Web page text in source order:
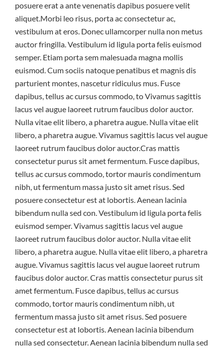
posuere erat a ante venenatis dapibus posuere velit
aliquet.Morbi leo risus, porta ac consectetur ac,
vestibulum at eros. Donec ullamcorper nulla non metus
auctor fringilla. Vestibulum id ligula porta felis euismod
semper. Etiam porta sem malesuada magna mollis
euismod. Cum sociis natoque penatibus et magnis dis
parturient montes, nascetur ridiculus mus. Fusce
dapibus, tellus ac cursus commodo, to Vivamus sagittis
lacus vel augue laoreet rutrum faucibus dolor auctor.
Nulla vitae elit libero, a pharetra augue. Nulla vitae elit
libero, a pharetra augue. Vivamus sagittis lacus vel augue
laoreet rutrum faucibus dolor auctor.Cras mattis
consectetur purus sit amet fermentum. Fusce dapibus,
tellus ac cursus commodo, tortor mauris condimentum
nibh, ut fermentum massa justo sit amet risus. Sed
posuere consectetur est at lobortis. Aenean lacinia
bibendum nulla sed con. Vestibulum id ligula porta felis
euismod semper. Vivamus sagittis lacus vel augue
laoreet rutrum faucibus dolor auctor. Nulla vitae elit
libero, a pharetra augue. Nulla vitae elit libero, a pharetra
augue. Vivamus sagittis lacus vel augue laoreet rutrum
faucibus dolor auctor. Cras mattis consectetur purus sit
amet fermentum. Fusce dapibus, tellus ac cursus
commodo, tortor mauris condimentum nibh, ut
fermentum massa justo sit amet risus. Sed posuere
consectetur est at lobortis. Aenean lacinia bibendum
nulla sed consectetur. Aenean lacinia bibendum nulla sed